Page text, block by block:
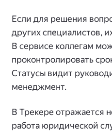
Если для решения
других специалистов,
В сервисе коллегам
проконтролировать
Статусы видит
менеджмент.
В Трекере отражается
работа юридической